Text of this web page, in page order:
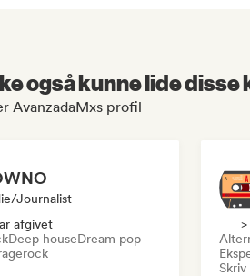
også kunne lide
AvanzadaMxs profil
journalist
afgivet
Deep houseDream pop